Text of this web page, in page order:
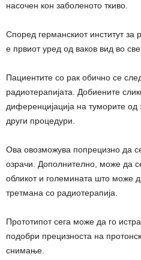
насочен кон заболеното ткиво.
Според германскиот институт за
е првиот уред од ваков вид во
Пациентите со рак обично се
радиотерапијата. Добиените
диференцијација на туморите од
други процедури.
Ова овозможува попрецизно да
озрачи. Дополнително, може да
обликот и големината што може
третмана со радиотерапија.
Прототипот сега може да го
подобри прецизноста на
снимање.